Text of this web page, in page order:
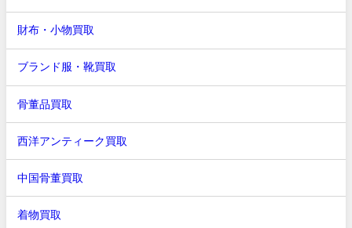
財布・小物買取
ブランド服・靴買取
骨董品買取
西洋アンティーク買取
中国骨董買取
着物買取